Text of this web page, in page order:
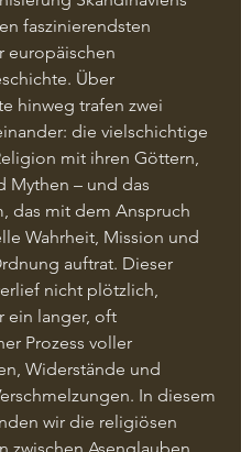
faszinierendsten
europäischen
Über
hinweg trafen zwei
die vielschichtige
mit ihren Göttern,
Mythen – und das
das mit dem Anspruch
Wahrheit, Mission und
auftrat. Dieser
nicht plötzlich,
ein langer, oft
Prozess voller
Widerstände und
In diesem
wir die religiösen